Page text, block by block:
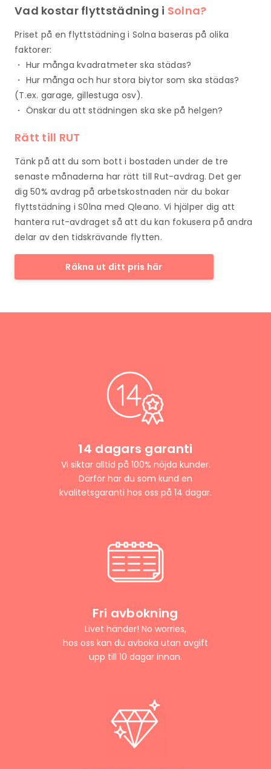
Vad kostar flyttstädning i Solna?
Priset på en flyttstädning i Solna baseras på olika
faktorer:
・ Hur många kvadratmeter ska städas?
・ Hur många och hur stora biytor som ska städas?
(T.ex. garage, gillestuga osv).
・ Önskar du att städningen ska ske på helgen?
Rätt till RUT
Tänk på att du som bott i bostaden under de tre
senaste månaderna har rätt till Rut-avdrag. Det ger
dig 50% avdrag på arbetskostnaden när du bokar
flyttstädning i S0lna med Qleano. Vi hjälper dig att
hantera rut-avdraget så att du kan fokusera på andra
delar av den tidskrävande flytten.
Räkna ut ditt pris här
14 dagars garanti
Vi siktar alltid på 100% nöjda kunder.
Därför har du som kund en
kvalitetsgaranti hos oss på 14 dagar.
Fri avbokning
Livet händer! No worries,
hos oss kan du avboka utan avgift
upp till 10 dagar innan.